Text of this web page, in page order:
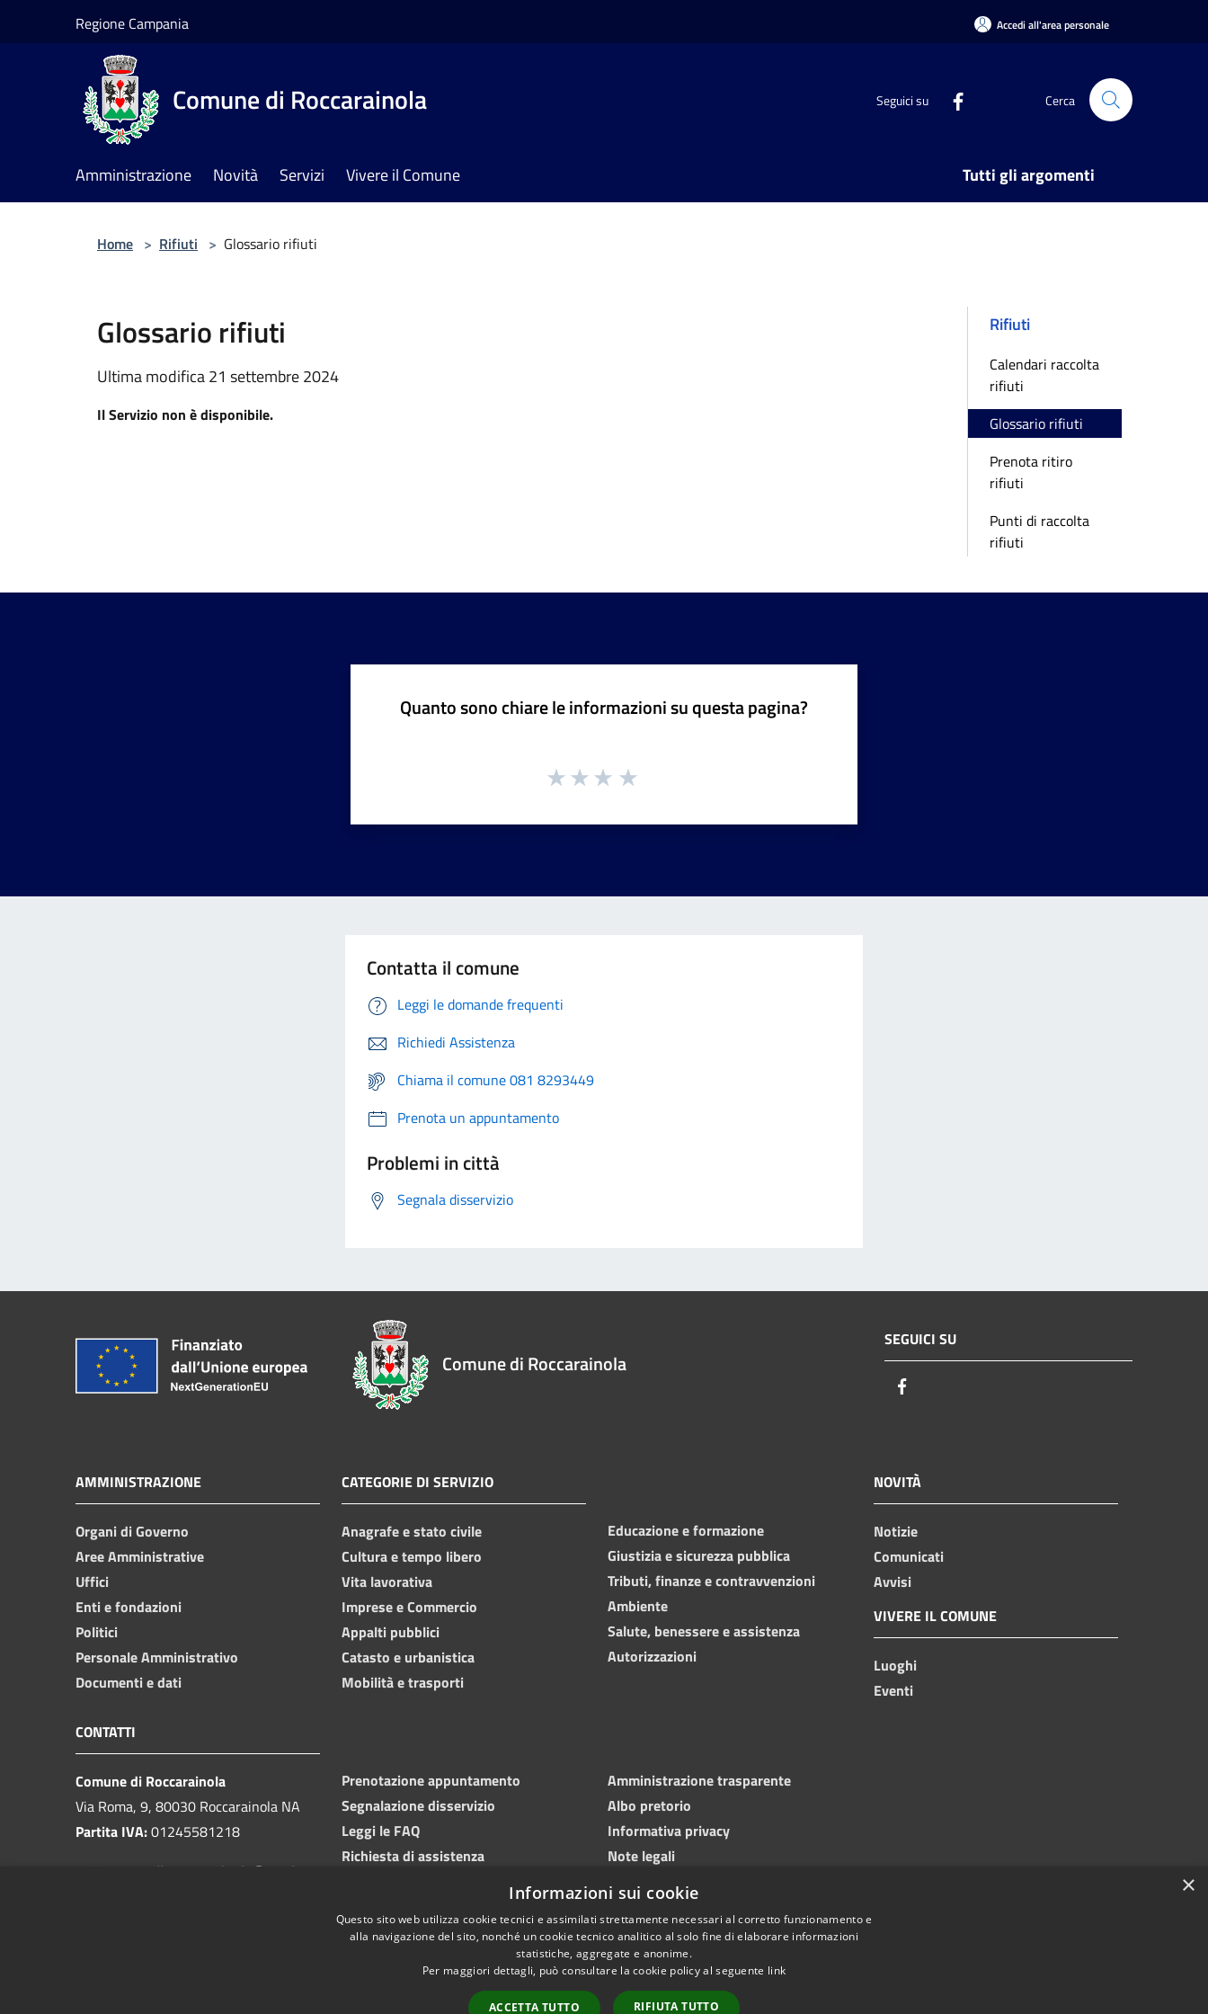
Regione Campania Accedi all'area personale
Comune di Roccarainola Seguici su Cerca
Amministrazione Novità Servizi Vivere il Comune Tutti gli argomenti
Home > Rifiuti > Glossario rifiuti
Glossario rifiuti
Ultima modifica 21 settembre 2024
Il Servizio non è disponibile.
Rifiuti
Calendari raccolta
rifiuti
Glossario rifiuti
Prenota ritiro
rifiuti
Punti di raccolta
rifiuti
Quanto sono chiare le informazioni su questa pagina?
Contatta il comune
Leggi le domande frequenti
Richiedi Assistenza
Chiama il comune 081 8293449
Prenota un appuntamento
Problemi in città
Segnala disservizio
Comune di Roccarainola
SEGUICI SU
AMMINISTRAZIONE
Organi di Governo
Aree Amministrative
Uffici
Enti e fondazioni
Politici
Personale Amministrativo
Documenti e dati
CATEGORIE DI SERVIZIO
Anagrafe e stato civile
Cultura e tempo libero
Vita lavorativa
Imprese e Commercio
Appalti pubblici
Catasto e urbanistica
Mobilità e trasporti
Educazione e formazione
Giustizia e sicurezza pubblica
Tributi, finanze e contravvenzioni
Ambiente
Salute, benessere e assistenza
Autorizzazioni
NOVITÀ
Notizie
Comunicati
Avvisi
VIVERE IL COMUNE
Luoghi
Eventi
CONTATTI
Comune di Roccarainola
Via Roma, 9, 80030 Roccarainola NA
Partita IVA:01245581218
protocollo.roccarainola@pec.it
Prenotazione appuntamento
Segnalazione disservizio
Leggi le FAQ
Richiesta di assistenza
Amministrazione trasparente
Albo pretorio
Informativa privacy
Note legali
Webmail
×
Informazioni sui cookie
Questo sito web utilizza cookie tecnici e assimilati strettamente necessari al corretto funzionamento e
alla navigazione del sito, nonché un cookie tecnico analitico al solo fine di elaborare informazioni
statistiche, aggregate e anonime.
Per maggiori dettagli, può consultare la cookie policy al seguente link
ACCETTA TUTTO RIFIUTA TUTTO